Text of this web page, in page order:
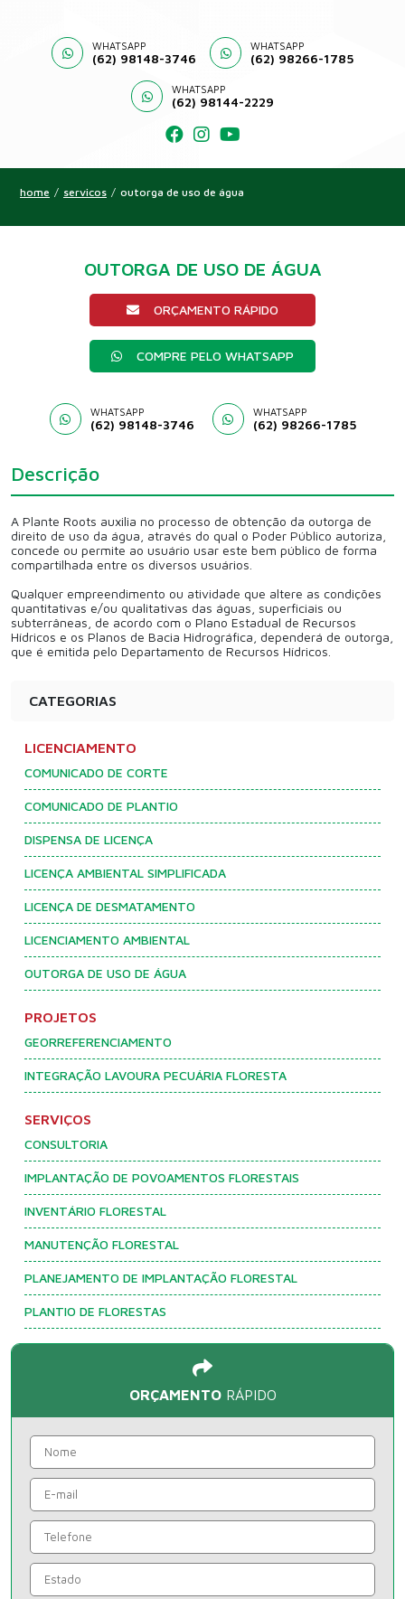
WHATSAPP
(62) 98148-3746
WHATSAPP
(62) 98266-1785
WHATSAPP
(62) 98144-2229
home / servicos / outorga de uso de água
CATEGORIAS
LICENCIAMENTO
COMUNICADO DE CORTE
COMUNICADO DE PLANTIO
DISPENSA DE LICENÇA
LICENÇA AMBIENTAL SIMPLIFICADA
LICENÇA DE DESMATAMENTO
LICENCIAMENTO AMBIENTAL
OUTORGA DE USO DE ÁGUA
PROJETOS
GEORREFERENCIAMENTO
INTEGRAÇÃO LAVOURA PECUÁRIA FLORESTA
SERVIÇOS
CONSULTORIA
IMPLANTAÇÃO DE POVOAMENTOS FLORESTAIS
INVENTÁRIO FLORESTAL
MANUTENÇÃO FLORESTAL
PLANEJAMENTO DE IMPLANTAÇÃO FLORESTAL
PLANTIO DE FLORESTAS
ORÇAMENTORÁPIDO
OUTORGA DE USO DE ÁGUA
ORÇAMENTO RÁPIDO
COMPRE PELO WHATSAPP
WHATSAPP
(62) 98148-3746
WHATSAPP
(62) 98266-1785
Descrição
A Plante Roots auxilia no processo de obtenção da outorga de
direito de uso da água, através do qual o Poder Público autoriza,
concede ou permite ao usuário usar este bem público de forma
compartilhada entre os diversos usuários.
Qualquer empreendimento ou atividade que altere as condições
quantitativas e/ou qualitativas das águas, superficiais ou
subterrâneas, de acordo com o Plano Estadual de Recursos
Hídricos e os Planos de Bacia Hidrográfica, dependerá de outorga,
que é emitida pelo Departamento de Recursos Hídricos.